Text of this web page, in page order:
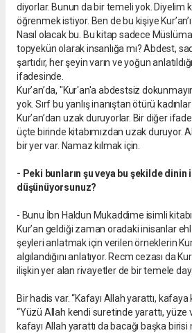
diyorlar. Bunun da bir temeli yok. Diyelim
öğrenmek istiyor. Ben de bu kişiye
Nasıl olacak bu. Bu kitap sadece
topyekün olarak insanlığa mı? Abdest,
şartıdır, her şeyin varın ve yoğun
ifadesinde.
Kur’an’da, "Kur'an'a abdestsiz
yok. Sırf bu yanlış inanıştan ötürü
Kur’an’dan uzak duruyorlar. Bir diğer
üçte birinde kitabımızdan uzak duruyor.
bir yer var. Namaz kılmak için.
- Peki bunların şu veya bu şekilde
düşünüyorsunuz?
- Bunu İbn Haldun Mukaddime isimli
Kur’an geldiği zaman oradaki inisanlar
şeyleri anlatmak için verilen örneklerin
algılandığını anlatıyor. Recm cezası da
ilişkin yer alan rivayetler de bir temele
Bir hadis var. “Kafayı Allah yarattı,
“Yüzü Allah kendi suretinde yarattı, yüze
kafayı Allah yarattı da bacağı başka birisi